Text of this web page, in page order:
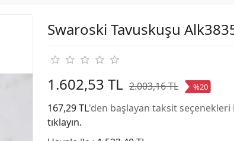
Swaroski Tavuskuşu
1.602,53 TL 2.003,16 TL %20
167,29 TL'den başlayan taksit seçenekleri
tıklayın.